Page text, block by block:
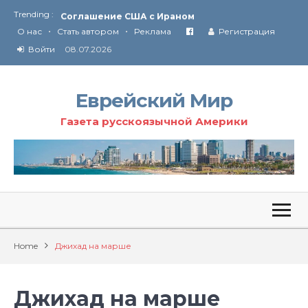
Trending :
Соглашение США с Ираном
Технология Революции в Иране
О нас • Стать автором • Реклама
Регистрация
Войти
08.07.2026
Еврейский Мир
Газета русскоязычной Америки
Home Джихад на марше
Джихад на марше